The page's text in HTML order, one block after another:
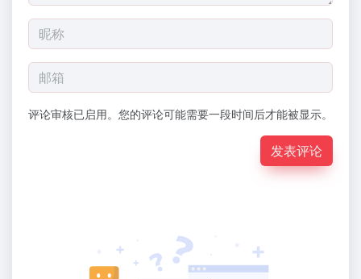
评论审核已启用。您的评论可能需要一段时间后才能被显示。
发表评论